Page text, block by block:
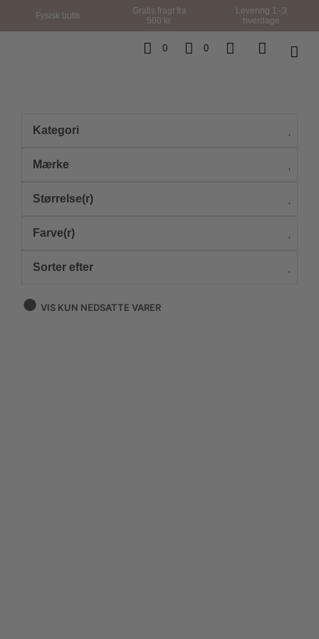
Fysisk butik
Gratis fragt fra
500 kr.
Levering 1–3
hverdage
0 0
Kategori
Mærke
Størrelse(r)
Farve(r)
Sorter efter
VIS KUN NEDSATTE VARER